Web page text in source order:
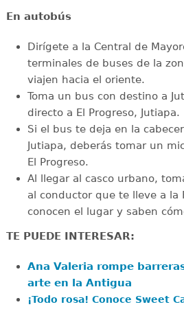
En autobús
Dirígete a la Central de
terminales de buses de la
viajen hacia el oriente.
Toma un bus con destino a
directo a El Progreso, Jutiapa.
Si el bus te deja en la
Jutiapa, deberás tomar un
El Progreso.
Al llegar al casco urbano,
al conductor que te lleve a la
conocen el lugar y saben
TE PUEDE INTERESAR:
Ana Valeria rompe
arte en la Antigua
¡Todo rosa! Conoce Sweet